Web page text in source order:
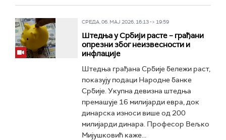
СРЕДА, 06. МАЈ 2026, 16:13 -> 19:59
Штедња у Србији расте – грађани
опрезни због неизвесности и
инфлације
Штедња грађана Србије бележи раст,
показују подаци Народне банке
Србије. Укупна девизна штедња
премашује 16 милијарди евра, док
динарска износи више од 200
милијарди динара. Професор Вељко
Мијушковић каже...